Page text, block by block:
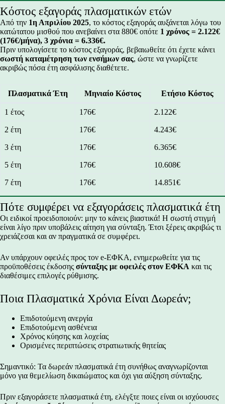
Κόστος εξαγοράς πλασματικών ετών
Από την 1η Απριλίου 2025, το κόστος εξαγοράς αυξάνεται λόγω του
κατώτατου μισθού που ανεβαίνει στα 880€ οπότε 1 χρόνος = 2.122€
(176€/μήνα), 3 χρόνια = 6.336€.
Πριν υπολογίσετε το κόστος εξαγοράς, βεβαιωθείτε ότι έχετε κάνει
σωστή καταμέτρηση των ενσήμων σας, ώστε να γνωρίζετε
ακριβώς πόσα έτη ασφάλισης διαθέτετε.
Πλασματικά Έτη Μηνιαίο Κόστος Ετήσιο Κόστος
1 έτος 176€ 2.122€
2 έτη 176€ 4.243€
3 έτη 176€ 6.365€
5 έτη 176€ 10.608€
7 έτη 176€ 14.851€
Πότε συμφέρει να εξαγοράσεις πλασματικά έτη
Οι ειδικοί προειδοποιούν: μην το κάνεις βιαστικά! Η σωστή στιγμή
είναι λίγο πριν υποβάλεις αίτηση για σύνταξη. Έτσι ξέρεις ακριβώς τι
χρειάζεσαι και αν πραγματικά σε συμφέρει.
Αν υπάρχουν οφειλές προς τον e-ΕΦΚΑ, ενημερωθείτε για τις
προϋποθέσεις έκδοσης σύνταξης με οφειλές στον ΕΦΚΑ και τις
διαθέσιμες επιλογές ρύθμισης.
Ποια Πλασματικά Χρόνια Είναι Δωρεάν;
Επιδοτούμενη ανεργία
Επιδοτούμενη ασθένεια
Χρόνος κύησης και λοχείας
Ορισμένες περιπτώσεις στρατιωτικής θητείας
Σημαντικό: Τα δωρεάν πλασματικά έτη συνήθως αναγνωρίζονται
μόνο για θεμελίωση δικαιώματος και όχι για αύξηση σύνταξης.
Πριν εξαγοράσετε πλασματικά έτη, ελέγξτε ποιες είναι οι ισχύουσες